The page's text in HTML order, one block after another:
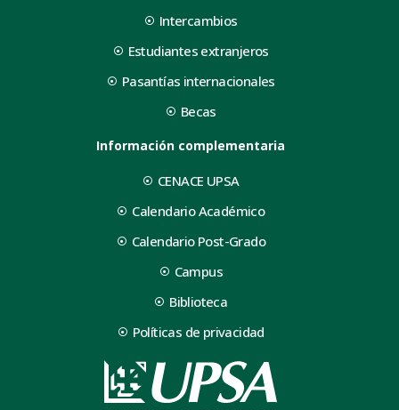
Intercambios
Estudiantes extranjeros
Pasantías internacionales
Becas
Información complementaria
CENACE UPSA
Calendario Académico
Calendario Post-Grado
Campus
Biblioteca
Políticas de privacidad